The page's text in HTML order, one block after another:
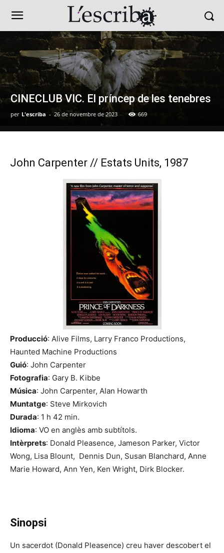
CINECLUB VIC. El príncep de les tenebres
per L'escriba - 26 de novembre de 2023 669
John Carpenter // Estats Units, 1987
Producció: Alive Films, Larry Franco Productions,
Haunted Machine Productions
Guió: John Carpenter
Fotografia: Gary B. Kibbe
Música: John Carpenter, Alan Howarth
Muntatge: Steve Mirkovich
Durada: 1 h 42 min.
Idioma: VO en anglès amb subtítols.
Intèrprets: Donald Pleasence, Jameson Parker, Victor
Wong, Lisa Blount, Dennis Dun, Susan Blanchard, Anne
Marie Howard, Ann Yen, Ken Wright, Dirk Blocker.
Sinopsi
Un sacerdot (Donald Pleasence) creu haver descobert el